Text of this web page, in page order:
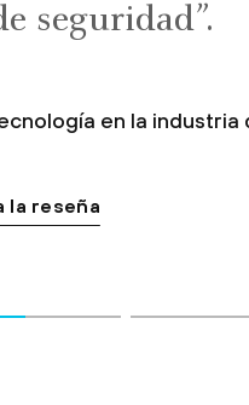
seguridad”.
en la industria
la reseña